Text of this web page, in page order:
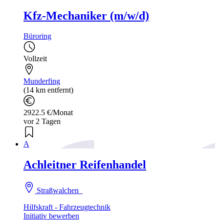
Kfz-Mechaniker (m/w/d)
Büroring
Vollzeit
Munderfing
(14 km entfernt)
2922.5 €/Monat
vor 2 Tagen
A
Achleitner Reifenhandel
Straßwalchen
Hilfskraft - Fahrzeugtechnik
Initiativ bewerben